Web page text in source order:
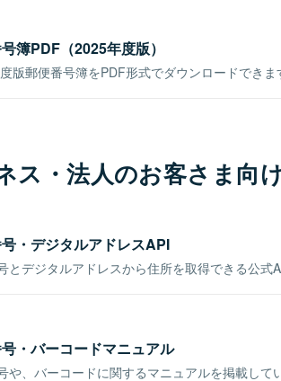
簿PDF（2025年度版）
版郵便番号簿をPDF形式でダウンロードできま
ス・法人のお客さま向
・デジタルアドレスAPI
とデジタルアドレスから住所を取得できる公式
・バーコードマニュアル
や、バーコードに関するマニュアルを掲載して